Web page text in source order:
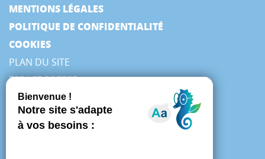
MENTIONS LÉGALES
POLITIQUE DE CONFIDENTIALITÉ
COOKIES
PLAN DU SITE
ESPACE PRESSE